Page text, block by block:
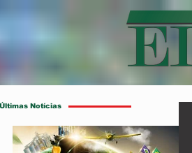
Últimas Notícias